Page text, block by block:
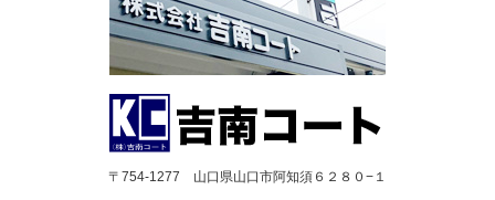
〒754-1277 山口県山口市阿知須６２８０−１